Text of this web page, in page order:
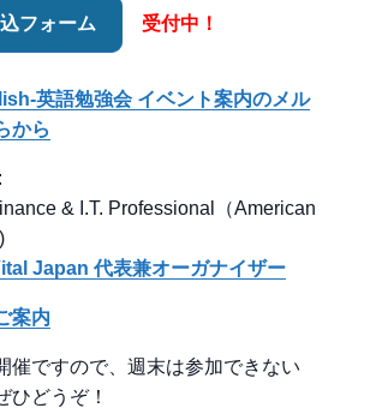
フォーム 受付中！
英語勉強会 イベント案内のメル
から
& I.T. Professional（American
Japan 代表兼オーガナイザー
案内
催ですので、週末は参加できない
ひどうぞ！